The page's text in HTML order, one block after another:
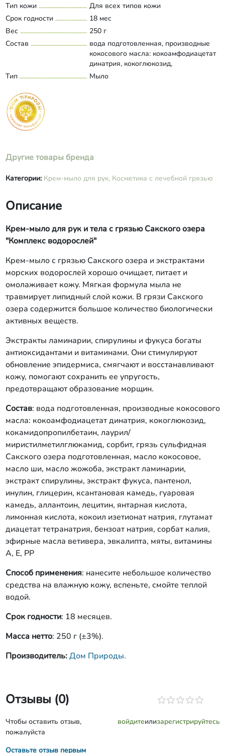
Тип кожи
Для всех типов кожи
Срок годности
18 мес
Вес
250 г
Состав
вода подготовленная, производные
кокосового масла: кокоамфодиацетат
динатрия, кокоглюкозид,
кокамидопропилбетаин, лаурил/
гуаровая камедь, аллантоин, лецитин,
янтарная кислота, лимонная кислота,
кокоил изетионат натрия, глутамат
диацетат тетранатрия, бензоат натрия,
Развернуть состав
Тип Мыло
Другие товары бренда
Категории: Крем-мыло для рук, Косметика с лечебной грязью
Описание
Крем-мыло для рук и тела с грязью Сакского озера
"Комплекс водорослей"
Крем-мыло с грязью Сакского озера и экстрактами
морских водорослей хорошо очищает, питает и
омолаживает кожу. Мягкая формула мыла не
травмирует липидный слой кожи. В грязи Сакского
озера содержится большое количество биологически
активных веществ.
Экстракты ламинарии, спирулины и фукуса богаты
антиоксидантами и витаминами. Они стимулируют
обновление эпидермиса, смягчают и восстанавливают
кожу, помогают сохранить ее упругость,
предотвращают образование морщин.
Состав: вода подготовленная, производные кокосового
масла: кокоамфодиацетат динатрия, кокоглюкозид,
кокамидопропилбетаин, лаурил/
миристилметилглюкамид, сорбит, грязь сульфидная
Сакского озера подготовленная, масло кокосовое,
масло ши, масло жожоба, экстракт ламинарии,
экстракт спирулины, экстракт фукуса, пантенол,
инулин, глицерин, ксантановая камедь, гуаровая
камедь, аллантоин, лецитин, янтарная кислота,
лимонная кислота, кокоил изетионат натрия, глутамат
диацетат тетранатрия, бензоат натрия, сорбат калия,
эфирные масла ветивера, эвкалипта, мяты, витамины
А, Е, РР
Способ применения: нанесите небольшое количество
средства на влажную кожу, вспеньте, смойте теплой
водой.
Срок годности: 18 месяцев.
Масса нетто: 250 г (±3%).
Производитель:Дом Природы.
Отзывы (0)
Чтобы оставить отзыв,
пожалуйста
войдитеилизарегистрируйтесь
Оставьте отзыв первым